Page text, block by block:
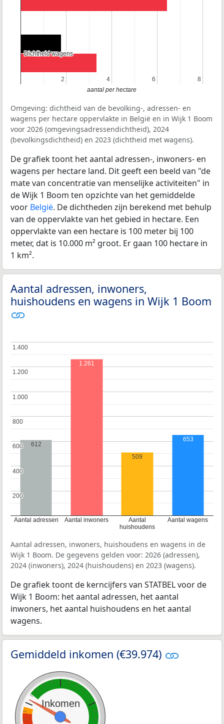
2
2 4
4 6
6 8
8
Dichtheid wagens
Dichtheid wagens
aantal per hectare
Omgeving: dichtheid van de bevolking-, adressen- en
wagens per hectare oppervlakte in België en in Wijk 1 Boom
voor 2026 (omgevingsadressendichtheid), 2024
(bevolkingsdichtheid) en 2023 (dichtheid met wagens).
De grafiek toont het aantal adressen-, inwoners- en
wagens per hectare land. Dit geeft een beeld van "de
mate van concentratie van menselijke activiteiten" in
de Wijk 1 Boom ten opzichte van het gemiddelde
voor België. De dichtheden zijn berekend met behulp
van de oppervlakte van het gebied in hectare. Een
oppervlakte van een hectare is 100 meter bij 100
meter, dat is 10.000 m² groot. Er gaan 100 hectare in
1 km².
Aantal adressen, inwoners,
huishoudens en wagens in Wijk 1 Boom
Aantal adressen Aantal inwoners
Aantal
huishoudens
Aantal wagens
200
200
400
400
600
600
800
800
1.000
1.000
1.200
1.200
1.400
1.400
612
1.261
509
653
Aantal adressen, inwoners, huishoudens en wagens in de
Wijk 1 Boom. De gegevens gelden voor: 2026 (adressen),
2024 (inwoners), 2024 (huishoudens) en 2023 (wagens).
De grafiek toont de kerncijfers van STATBEL voor de
Wijk 1 Boom: het aantal adressen, het aantal
inwoners, het aantal huishoudens en het aantal
wagens.
Gemiddeld inkomen (€39.974)
Inkomen